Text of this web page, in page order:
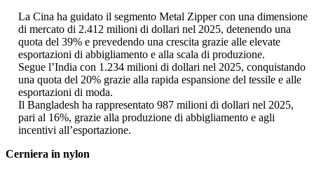
La Cina ha guidato il segmento Metal Zipper con una dimensione
di mercato di 2.412 milioni di dollari nel 2025, detenendo una
quota del 39% e prevedendo una crescita grazie alle elevate
esportazioni di abbigliamento e alla scala di produzione.
Segue l’India con 1.234 milioni di dollari nel 2025, conquistando
una quota del 20% grazie alla rapida espansione del tessile e alle
esportazioni di moda.
Il Bangladesh ha rappresentato 987 milioni di dollari nel 2025,
pari al 16%, grazie alla produzione di abbigliamento e agli
incentivi all’esportazione.
Cerniera in nylon